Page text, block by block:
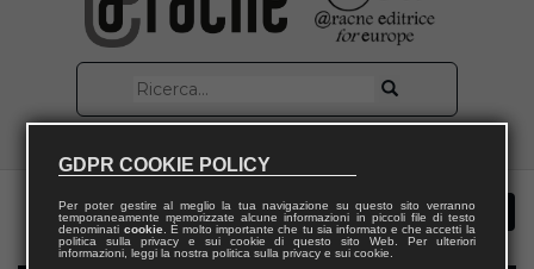
GDPR COOKIE POLICY
Per poter gestire al meglio la tua navigazione su questo sito verranno
temporaneamente memorizzate alcune informazioni in piccoli file di testo
denominati cookie. È molto importante che tu sia informato e che accetti la
politica sulla privacy e sui cookie di questo sito Web. Per ulteriori
informazioni, leggi la nostra politica sulla privacy e sui cookie.